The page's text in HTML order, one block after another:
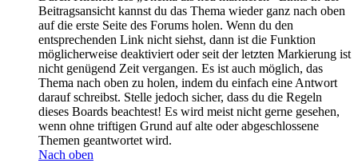
Beitragsansicht kannst du das Thema wieder ganz nach oben
auf die erste Seite des Forums holen. Wenn du den
entsprechenden Link nicht siehst, dann ist die Funktion
möglicherweise deaktiviert oder seit der letzten Markierung ist
nicht genügend Zeit vergangen. Es ist auch möglich, das
Thema nach oben zu holen, indem du einfach eine Antwort
darauf schreibst. Stelle jedoch sicher, dass du die Regeln
dieses Boards beachtest! Es wird meist nicht gerne gesehen,
wenn ohne triftigen Grund auf alte oder abgeschlossene
Themen geantwortet wird.
Nach oben